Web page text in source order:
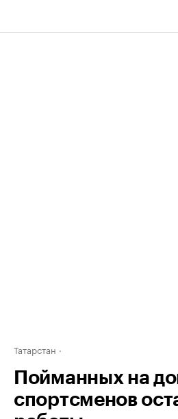
Татарстан
Пойманных на
спортсменов